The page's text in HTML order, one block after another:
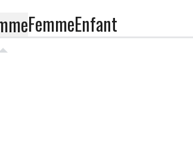
FemmeEnfant